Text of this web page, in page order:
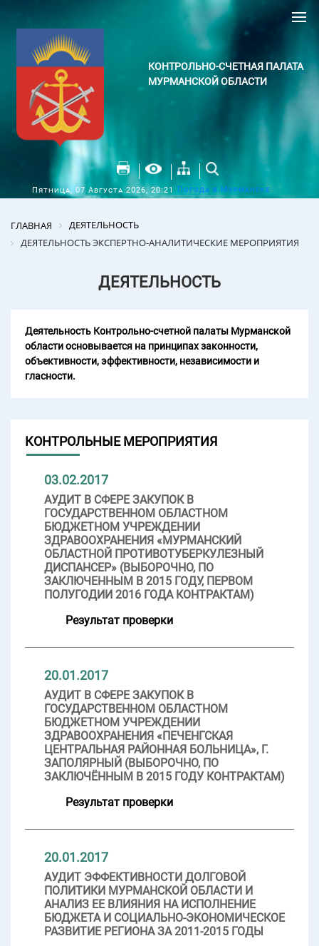
КОНТРОЛЬНО-СЧЕТНАЯ ПАЛАТА
МУРМАНСКОЙ ОБЛАСТИ
Пятница, 07 Августа 2026, 20:21 Погода в Мурманске
ГЛАВНАЯ
ДЕЯТЕЛЬНОСТЬ
ДЕЯТЕЛЬНОСТЬ ЭКСПЕРТНО-АНАЛИТИЧЕСКИЕ МЕРОПРИЯТИЯ
ДЕЯТЕЛЬНОСТЬ
Деятельность Контрольно-счетной палаты Мурманской
области основывается на принципах законности,
объективности, эффективности, независимости и
гласности.
КОНТРОЛЬНЫЕ МЕРОПРИЯТИЯ
03.02.2017
АУДИТ В СФЕРЕ ЗАКУПОК В
ГОСУДАРСТВЕННОМ ОБЛАСТНОМ
БЮДЖЕТНОМ УЧРЕЖДЕНИИ
ЗДРАВООХРАНЕНИЯ «МУРМАНСКИЙ
ОБЛАСТНОЙ ПРОТИВОТУБЕРКУЛЕЗНЫЙ
ДИСПАНСЕР» (ВЫБОРОЧНО, ПО
ЗАКЛЮЧЕННЫМ В 2015 ГОДУ, ПЕРВОМ
ПОЛУГОДИИ 2016 ГОДА КОНТРАКТАМ)
Результат проверки
20.01.2017
АУДИТ В СФЕРЕ ЗАКУПОК В
ГОСУДАРСТВЕННОМ ОБЛАСТНОМ
БЮДЖЕТНОМ УЧРЕЖДЕНИИ
ЗДРАВООХРАНЕНИЯ «ПЕЧЕНГСКАЯ
ЦЕНТРАЛЬНАЯ РАЙОННАЯ БОЛЬНИЦА», Г.
ЗАПОЛЯРНЫЙ (ВЫБОРОЧНО, ПО
ЗАКЛЮЧЁННЫМ В 2015 ГОДУ КОНТРАКТАМ)
Результат проверки
20.01.2017
АУДИТ ЭФФЕКТИВНОСТИ ДОЛГОВОЙ
ПОЛИТИКИ МУРМАНСКОЙ ОБЛАСТИ И
АНАЛИЗ ЕЕ ВЛИЯНИЯ НА ИСПОЛНЕНИЕ
БЮДЖЕТА И СОЦИАЛЬНО-ЭКОНОМИЧЕСКОЕ
РАЗВИТИЕ РЕГИОНА ЗА 2011-2015 ГОДЫ